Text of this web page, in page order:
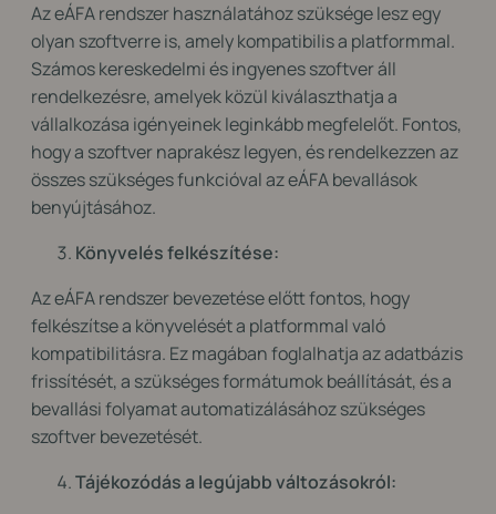
Az eÁFA rendszer használatához szüksége lesz egy
olyan szoftverre is, amely kompatibilis a platformmal.
Számos kereskedelmi és ingyenes szoftver áll
rendelkezésre, amelyek közül kiválaszthatja a
vállalkozása igényeinek leginkább megfelelőt. Fontos,
hogy a szoftver naprakész legyen, és rendelkezzen az
összes szükséges funkcióval az eÁFA bevallások
benyújtásához.
Könyvelés felkészítése:
Az eÁFA rendszer bevezetése előtt fontos, hogy
felkészítse a könyvelését a platformmal való
kompatibilitásra. Ez magában foglalhatja az adatbázis
frissítését, a szükséges formátumok beállítását, és a
bevallási folyamat automatizálásához szükséges
szoftver bevezetését.
Tájékozódás a legújabb változásokról: